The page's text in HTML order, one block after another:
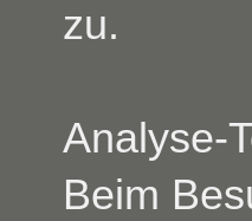
zu.
Analyse-
Beim